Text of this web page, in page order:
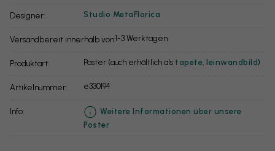
Designer: Studio MetaFlorica
Versandbereit innerhalb von:1-3 Werktagen
Produktart: Poster (auch erhältlich als tapete leinwandbild)
Artikelnummer: e330194
info:
Weitere Informationen über unsere
Poster